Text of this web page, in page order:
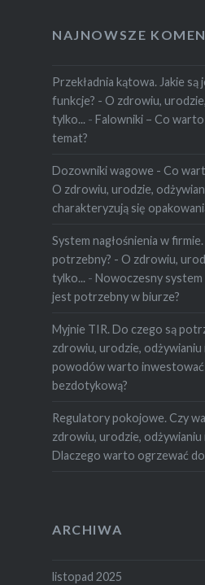
NAJNOWSZE
Przekładnia kątowa. Jakie
funkcje? - O zdrowiu,
tylko... - Falowniki – Co
temat?
Dozowniki wagowe - Co
O zdrowiu, urodzie,
charakteryzują się
System nagłośnienia w
potrzebny? - O zdrowiu,
tylko... - Nowoczesny system
jest potrzebny w biurze?
Myjnie TIR. Do czego są
zdrowiu, urodzie, odżywianiu
powodów warto inwestować
bezdotykową?
Regulatory pokojowe. Czy
zdrowiu, urodzie, odżywianiu
Dlaczego warto ogrzewać
ARCHIWA
listopad 2025